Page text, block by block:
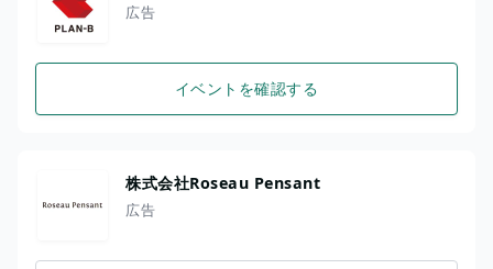
広告
イベントを確認する
株式会社Roseau Pensant
広告